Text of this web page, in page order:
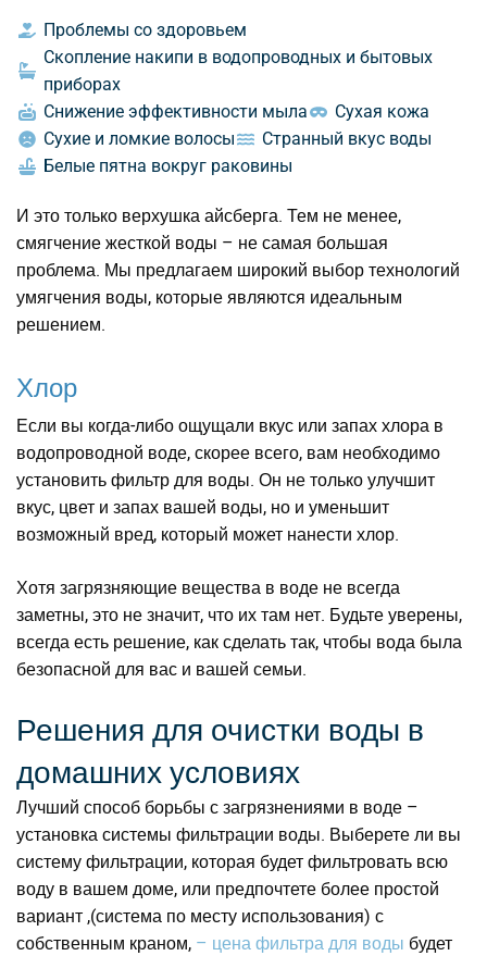
Проблемы со здоровьем
Скопление накипи в водопроводных и бытовых
приборах
Снижение эффективности мыла
Сухая кожа
Сухие и ломкие волосы
Странный вкус воды
Белые пятна вокруг раковины
И это только верхушка айсберга. Тем не менее,
смягчение жесткой воды – не самая большая
проблема. Мы предлагаем широкий выбор технологий
умягчения воды, которые являются идеальным
решением.
Хлор
Если вы когда-либо ощущали вкус или запах хлора в
водопроводной воде, скорее всего, вам необходимо
установить фильтр для воды. Он не только улучшит
вкус, цвет и запах вашей воды, но и уменьшит
возможный вред, который может нанести хлор.
Хотя загрязняющие вещества в воде не всегда
заметны, это не значит, что их там нет. Будьте уверены,
всегда есть решение, как сделать так, чтобы вода была
безопасной для вас и вашей семьи.
Решения для очистки воды в
домашних условиях
Лучший способ борьбы с загрязнениями в воде –
установка системы фильтрации воды. Выберете ли вы
систему фильтрации, которая будет фильтровать всю
воду в вашем доме, или предпочтете более простой
вариант ,(система по месту использования) с
собственным краном, – цена фильтра для воды будет